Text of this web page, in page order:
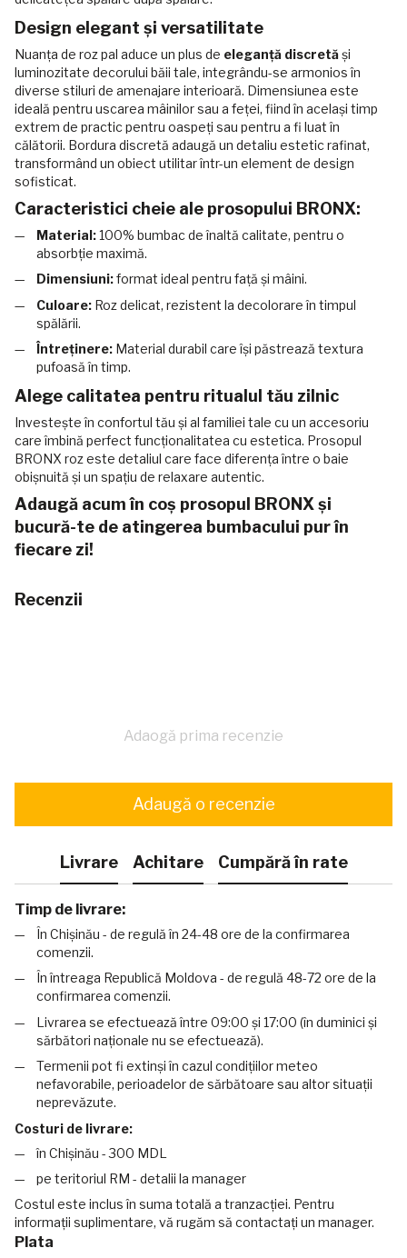
Design elegant și versatilitate
Nuanța de roz pal aduce un plus de eleganță discretăși
luminozitate decorului băii tale, integrându-se armonios în
diverse stiluri de amenajare interioară. Dimensiunea este
ideală pentru uscarea mâinilor sau a feței, fiind în același timp
extrem de practic pentru oaspeți sau pentru a fi luat în
călătorii. Bordura discretă adaugă un detaliu estetic rafinat,
transformând un obiect utilitar într-un element de design
sofisticat.
Caracteristici cheie ale prosopului BRONX:
Material:100% bumbac de înaltă calitate, pentru o
absorbție maximă.
Dimensiuni:format ideal pentru față și mâini.
Culoare: Roz delicat, rezistent la decolorare în timpul
spălării.
Întreținere: Material durabil care își păstrează textura
pufoasă în timp.
Alege calitatea pentru ritualul tău zilnic
Investește în confortul tău și al familiei tale cu un accesoriu
care îmbină perfect funcționalitatea cu estetica. Prosopul
BRONX roz este detaliul care face diferența între o baie
obișnuită și un spațiu de relaxare autentic.
Adaugă acum în coș prosopul BRONX și
bucură-te de atingerea bumbacului pur în
fiecare zi!
Recenzii
Adaogă prima recenzie
Adaugă o recenzie
Livrare Achitare Cumpără în rate
Timp de livrare:
În Chișinău - de regulă în 24-48 ore de la confirmarea
comenzii.
În întreaga Republică Moldova - de regulă 48-72 ore de la
confirmarea comenzii.
Livrarea se efectuează între 09:00 și 17:00 (în duminici și
sărbători naționale nu se efectuează).
Termenii pot fi extinși în cazul condițiilor meteo
nefavorabile, perioadelor de sărbătoare sau altor situații
neprevăzute.
Costuri de livrare:
în Chișinău - 300 MDL
pe teritoriul RM - detalii la manager
Costul este inclus în suma totală a tranzacției. Pentru
informații suplimentare, vă rugăm să contactați un manager.
Plata